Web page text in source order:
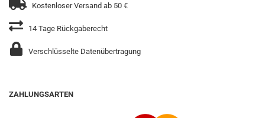
Kostenloser Versand ab 50 €
14 Tage Rückgaberecht
Verschlüsselte Datenübertragung
ZAHLUNGSARTEN